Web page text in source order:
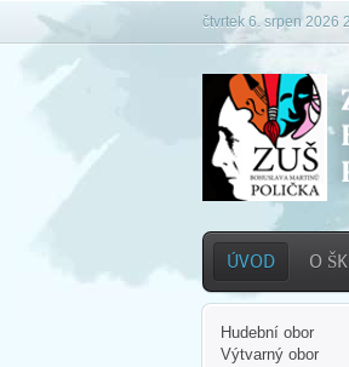
čtvrtek 6. srpen 2026
ÚVOD O
Hudební obor
Výtvarný obor